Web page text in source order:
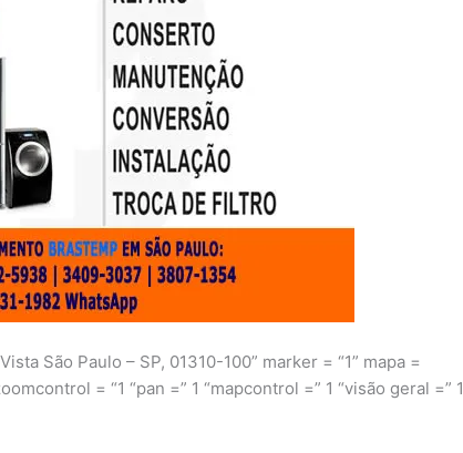
São Paulo – SP, 01310-100” marker = “1” mapa =
= “1 “pan =” 1 “mapcontrol =” 1 “visão geral =” 1